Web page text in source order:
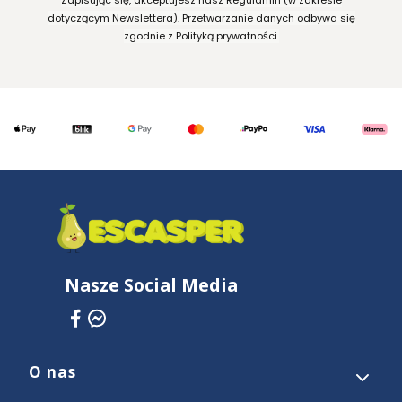
dotyczącym Newslettera). Przetwarzanie danych odbywa się
zgodnie z Polityką prywatności.
Nasze Social Media
Linki w stopce
O nas